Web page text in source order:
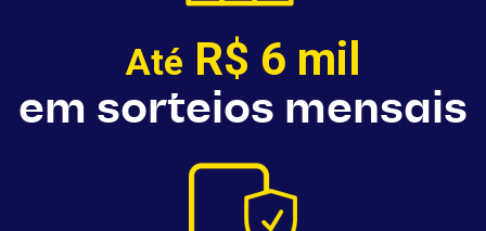
Até R$ 6 mil
em sorteios mensais